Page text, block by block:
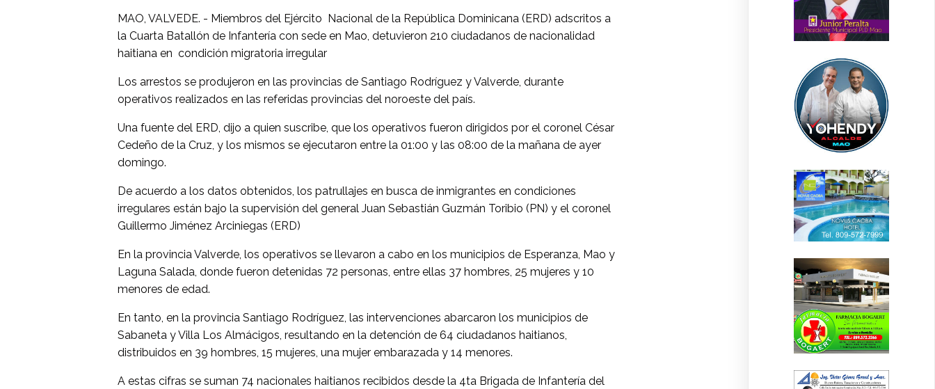
MAO, VALVEDE. - Miembros del Ejército Nacional de la República Dominicana (ERD) adscritos a
la Cuarta Batallón de Infantería con sede en Mao, detuvieron 210 ciudadanos de nacionalidad
haitiana en condición migratoria irregular
Los arrestos se produjeron en las provincias de Santiago Rodríguez y Valverde, durante
operativos realizados en las referidas provincias del noroeste del país.
Una fuente del ERD, dijo a quien suscribe, que los operativos fueron dirigidos por el coronel César
Cedeño de la Cruz, y los mismos se ejecutaron entre la 01:00 y las 08:00 de la mañana de ayer
domingo.
De acuerdo a los datos obtenidos, los patrullajes en busca de inmigrantes en condiciones
irregulares están bajo la supervisión del general Juan Sebastián Guzmán Toribio (PN) y el coronel
Guillermo Jiménez Arciniegas (ERD)
En la provincia Valverde, los operativos se llevaron a cabo en los municipios de Esperanza, Mao y
Laguna Salada, donde fueron detenidas 72 personas, entre ellas 37 hombres, 25 mujeres y 10
menores de edad.
En tanto, en la provincia Santiago Rodríguez, las intervenciones abarcaron los municipios de
Sabaneta y Villa Los Almácigos, resultando en la detención de 64 ciudadanos haitianos,
distribuidos en 39 hombres, 15 mujeres, una mujer embarazada y 14 menores.
A estas cifras se suman 74 nacionales haitianos recibidos desde la 4ta Brigada de Infantería del